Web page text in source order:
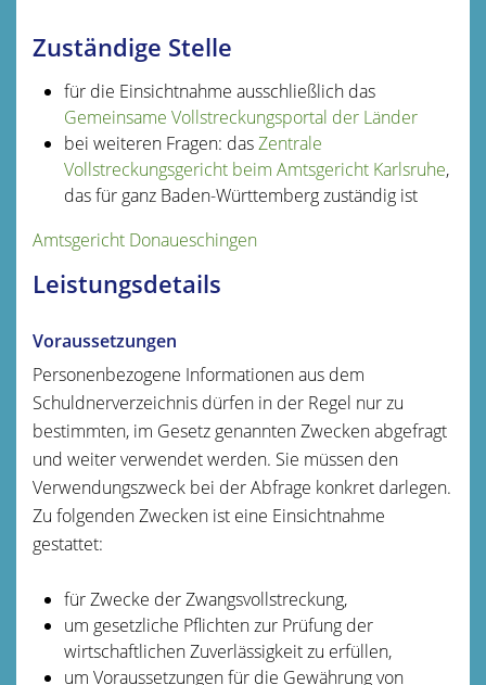
Zuständige Stelle
für die Einsichtnahme ausschließlich das
Gemeinsame Vollstreckungsportal der Länder
bei weiteren Fragen: dasZentrale
Vollstreckungsgericht beim Amtsgericht Karlsruhe,
das für ganz Baden-Württemberg zuständig ist
Amtsgericht Donaueschingen
Leistungsdetails
Voraussetzungen
Personenbezogene Informationen aus dem
Schuldnerverzeichnis dürfen in der Regel nur zu
bestimmten, im Gesetz genannten Zwecken abgefragt
und weiter verwendet werden. Sie müssen den
Verwendungszweck bei der Abfrage konkret darlegen.
Zu folgenden Zwecken ist eine Einsichtnahme
gestattet:
für Zwecke der Zwangsvollstreckung,
um gesetzliche Pflichten zur Prüfung der
wirtschaftlichen Zuverlässigkeit zu erfüllen,
um Voraussetzungen für die Gewährung von